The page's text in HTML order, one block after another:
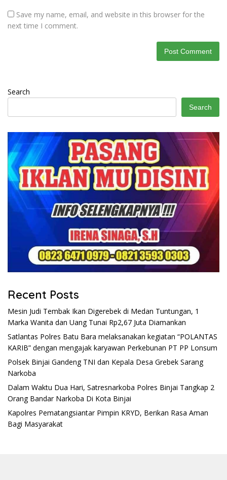
Save my name, email, and website in this browser for the
next time I comment.
Search
Search
Recent Posts
Mesin Judi Tembak Ikan Digerebek di Medan Tuntungan, 1
Marka Wanita dan Uang Tunai Rp2,67 Juta Diamankan
Satlantas Polres Batu Bara melaksanakan kegiatan “POLANTAS
KARIB” dengan mengajak karyawan Perkebunan PT PP Lonsum
Polsek Binjai Gandeng TNI dan Kepala Desa Grebek Sarang
Narkoba
Dalam Waktu Dua Hari, Satresnarkoba Polres Binjai Tangkap 2
Orang Bandar Narkoba Di Kota Binjai
Kapolres Pematangsiantar Pimpin KRYD, Berikan Rasa Aman
Bagi Masyarakat